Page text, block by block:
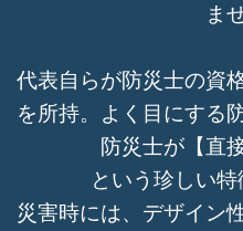
ま
代表自らが防災士の資
を所持。よく目にする
防災士が【直
という珍しい特
災害時には、デザイン